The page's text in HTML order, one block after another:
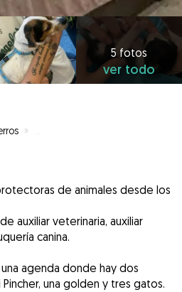
5 fotos
ver todo
»
de animales desde los
auxiliar veterinaria, auxiliar
canina.
agenda donde hay dos
una golden y tres gatos.